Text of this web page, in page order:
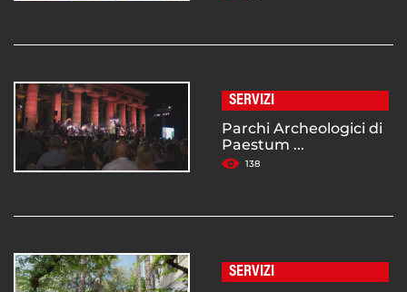
SERVIZI
Parchi Archeologici di
Paestum ...
138
SERVIZI